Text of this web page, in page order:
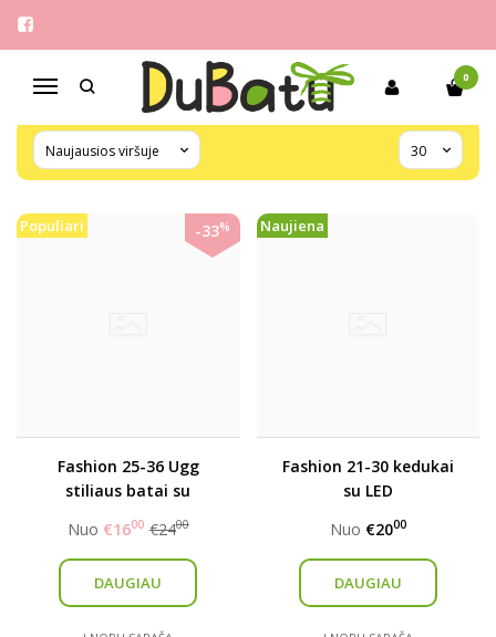
Navigacija
0
FASHION
Pagrindinis Pirkite pagal gamintoją Fashion
Populiari -33%
Fashion 25-36 Ugg
stiliaus batai su
Nuo €1600 €2400
DAUGIAU
Naujiena
Fashion 21-30 kedukai
su LED
Nuo €2000
DAUGIAU